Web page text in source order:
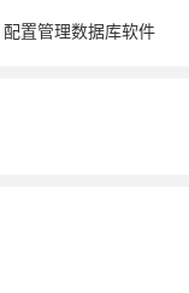
配置管理数据库软件